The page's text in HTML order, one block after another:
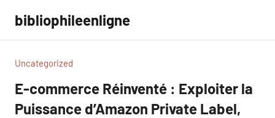
contenu
bibliophileenligne
Uncategorized
E-commerce Réinventé : Exploiter la
Puissance d’Amazon Private Label,